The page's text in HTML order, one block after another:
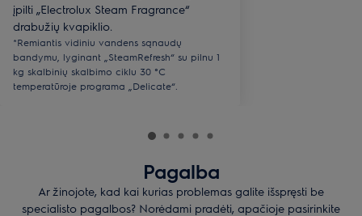
įpilti „Electrolux Steam Fragrance“
drabužių kvapiklio.
*Remiantis vidiniu vandens sąnaudų
bandymu, lyginant „SteamRefresh“ su pilnu 1
kg skalbinių skalbimo ciklu 30 °C
temperatūroje programa „Delicate“.
Pagalba
Ar žinojote, kad kai kurias problemas galite išspręsti be
specialisto pagalbos? Norėdami pradėti, apačioje pasirinkite